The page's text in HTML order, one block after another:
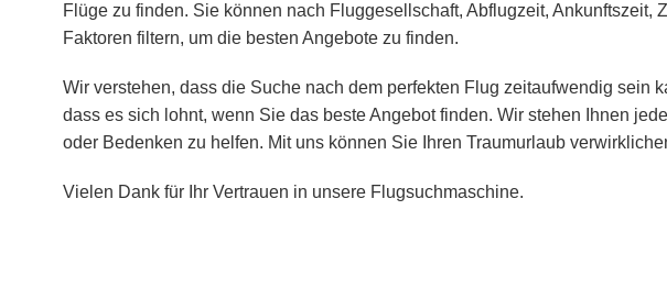
Flüge zu finden. Sie können nach Fluggesellschaft, Abflugzeit, Ankunftszeit,
Faktoren filtern, um die besten Angebote zu finden.
Wir verstehen, dass die Suche nach dem perfekten Flug zeitaufwendig sein
dass es sich lohnt, wenn Sie das beste Angebot finden. Wir stehen Ihnen
oder Bedenken zu helfen. Mit uns können Sie Ihren Traumurlaub
Vielen Dank für Ihr Vertrauen in unsere Flugsuchmaschine.